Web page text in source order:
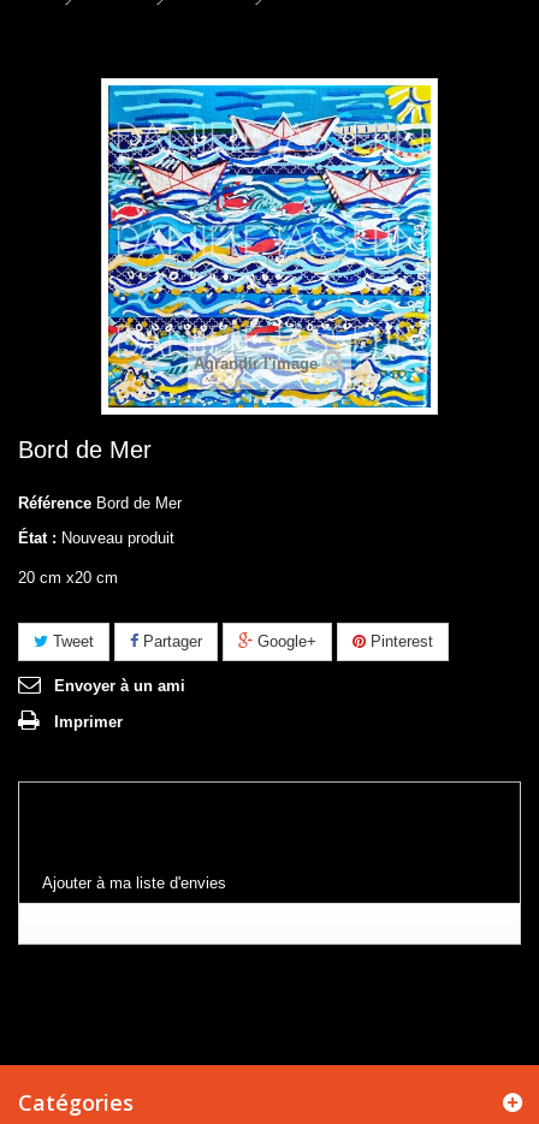
Agrandir l'image
Bord de Mer
Référence Bord de Mer
État : Nouveau produit
20 cm x20 cm
Tweet Partager Google+ Pinterest
Envoyer à un ami
Imprimer
Ajouter à ma liste d'envies
Catégories